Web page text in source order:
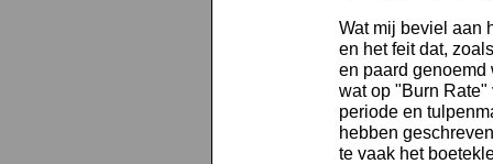
Wat mij beviel aan
en het feit dat,
en paard
wat op "Burn Rate"
periode en
hebben
te vaak het